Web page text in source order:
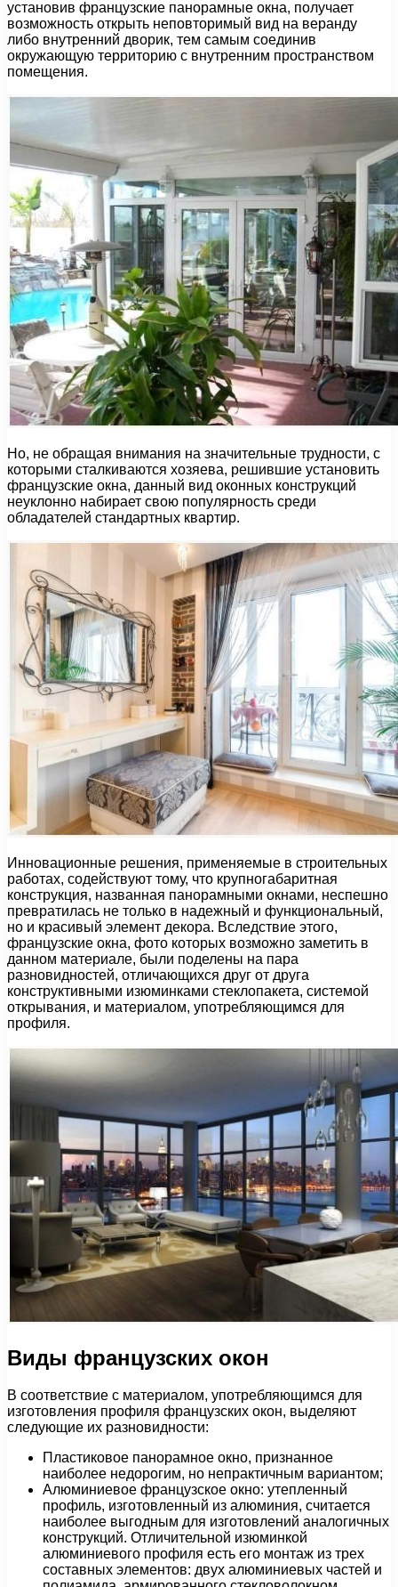
установив французские панорамные окна, получает
возможность открыть неповторимый вид на веранду
либо внутренний дворик, тем самым соединив
окружающую территорию с внутренним пространством
помещения.
Но, не обращая внимания на значительные трудности, с
которыми сталкиваются хозяева, решившие установить
французские окна, данный вид оконных конструкций
неуклонно набирает свою популярность среди
обладателей стандартных квартир.
Инновационные решения, применяемые в строительных
работах, содействуют тому, что крупногабаритная
конструкция, названная панорамными окнами, неспешно
превратилась не только в надежный и функциональный,
но и красивый элемент декора. Вследствие этого,
французские окна, фото которых возможно заметить в
данном материале, были поделены на пара
разновидностей, отличающихся друг от друга
конструктивными изюминками стеклопакета, системой
открывания, и материалом, употребляющимся для
профиля.
Виды французских окон
В соответствие с материалом, употребляющимся для
изготовления профиля французских окон, выделяют
следующие их разновидности:
Пластиковое панорамное окно, признанное
наиболее недорогим, но непрактичным вариантом;
Алюминиевое французское окно: утепленный
профиль, изготовленный из алюминия, считается
наиболее выгодным для изготовлений аналогичных
конструкций. Отличительной изюминкой
алюминиевого профиля есть его монтаж из трех
составных элементов: двух алюминиевых частей и